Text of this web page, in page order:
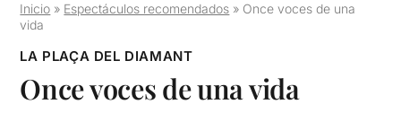
Inicio » Espectáculos recomendados » Once voces de una
vida
LA PLAÇA DEL DIAMANT
Once voces de una vida